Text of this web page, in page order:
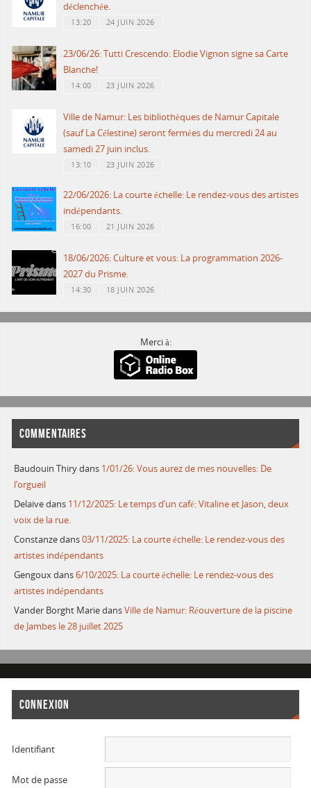
déclenchée.
13:20 24 JUIN 2026
23/06/26: Tutti Crescendo: Elodie Vignon signe sa Carte
Blanche!
14:00 23 JUIN 2026
Ville de Namur: Les bibliothèques de Namur Capitale
(sauf La Célestine) seront fermées du mercredi 24 au
samedi 27 juin inclus.
13:10 23 JUIN 2026
22/06/2026: La courte échelle: Le rendez-vous des artistes
indépendants.
16:00 21 JUIN 2026
18/06/2026: Culture et vous: La programmation 2026-
2027 du Prisme.
14:30 18 JUIN 2026
Merci à:
COMMENTAIRES
Baudouin Thirydans 1/01/26: Vous aurez de mes nouvelles: De
l’orgueil
Delaivedans 11/12/2025: Le temps d’un café: Vitaline et Jason, deux
voix de la rue.
Constanzedans03/11/2025: La courte échelle: Le rendez-vous des
artistes indépendants
Gengouxdans6/10/2025: La courte échelle: Le rendez-vous des
artistes indépendants
Vander Borght MariedansVille de Namur: Réouverture de la piscine
de Jambes le 28 juillet 2025
CONNEXION
Identifiant
Mot de passe